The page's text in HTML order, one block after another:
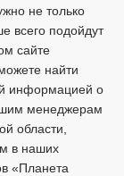
не только
всего подойдут
сайте
найти
информацией о
менеджерам
области,
в наших
«Планета